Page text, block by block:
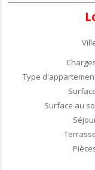
Type
Surface au